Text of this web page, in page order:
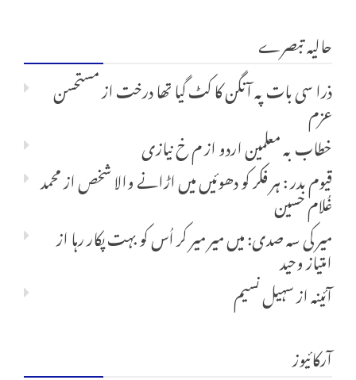
حالیہ تبصرے
ذرا سی بات پہ آنگن کا کٹ گیا تھا درختازمستحسن
عزم
خطاب بہ معلمین اردوازم خ نیازی
قیوم بدر : ہر فکر کو دھوئیں میں اڑانے والا شخصازمحمد
غُلام حسین
میر کی سہ صدی: میں میر میر کر اُس کو بہت پکار رہااز
امتیاز وحید
آئینہازسہیل نسیم
آرکائیوز